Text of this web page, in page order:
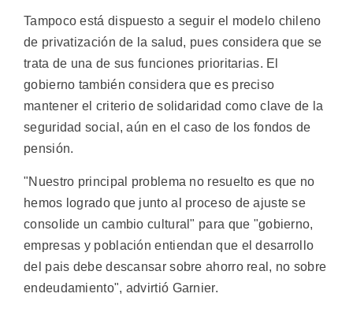
Tampoco está dispuesto a seguir el modelo chileno
de privatización de la salud, pues considera que se
trata de una de sus funciones prioritarias. El
gobierno también considera que es preciso
mantener el criterio de solidaridad como clave de la
seguridad social, aún en el caso de los fondos de
pensión.
"Nuestro principal problema no resuelto es que no
hemos logrado que junto al proceso de ajuste se
consolide un cambio cultural" para que "gobierno,
empresas y población entiendan que el desarrollo
del pais debe descansar sobre ahorro real, no sobre
endeudamiento", advirtió Garnier.